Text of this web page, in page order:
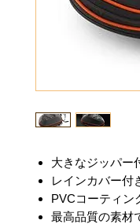
大きなジッパー
レインカバー付
PVCコーティン
最高品質の素材